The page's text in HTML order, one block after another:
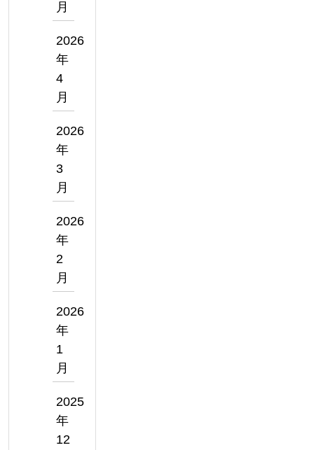
月
2026
年
4
月
2026
年
3
月
2026
年
2
月
2026
年
1
月
2025
年
12